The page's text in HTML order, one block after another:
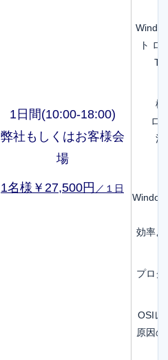
1日間(10:00-18:00)
弊社もしくはお客様会
場
1名様￥27,500円 ／１日
ト ロ
標
ロ
活
効率よ
プロ
OSIレ
原因